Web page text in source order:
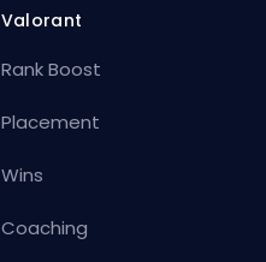
Valorant
Rank Boost
Placement
Wins
Coaching